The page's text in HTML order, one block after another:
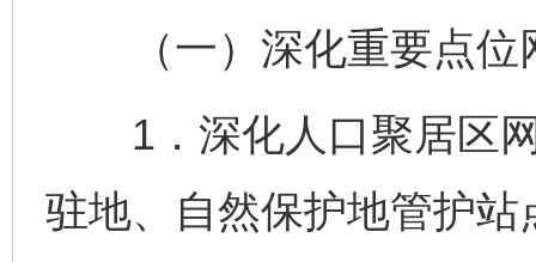
（一）深化重要点位
1．深化人口聚居区网
驻地、自然保护地管护